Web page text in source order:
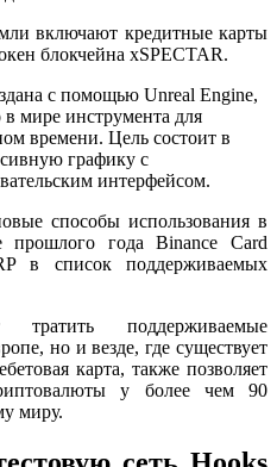
включают кредитные карты
блокчейна xSPECTAR.
с помощью Unreal Engine,
мире инструмента для
времени. Цель состоит в
графику с
интерфейсом.
способы использования в
прошлого года Binance Card
в список поддерживаемых
поддерживаемые
но и везде, где существует
карта, также позволяет
у более чем 90
миру.